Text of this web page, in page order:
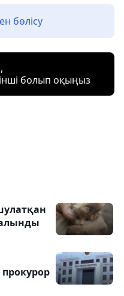
бөлісу
болып оқыңыз